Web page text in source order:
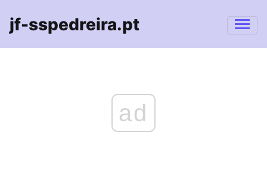
jf-sspedreira.pt
ad